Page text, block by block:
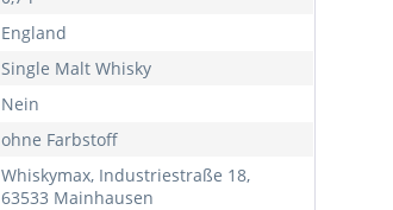
England
Single Malt Whisky
Nein
ohne Farbstoff
Whiskymax, Industriestraße 18,
63533 Mainhausen